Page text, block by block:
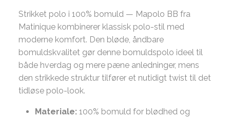
Strikket polo i 100% bomuld — Mapolo BB fra
Matinique kombinerer klassisk polo-stil med
moderne komfort. Den bløde, åndbare
bomuldskvalitet gør denne bomuldspolo ideel til
både hverdag og mere pæne anledninger, mens
den strikkede struktur tilfører et nutidigt twist til det
tidløse polo-look.
Materiale: 100% bomuld for blødhed og